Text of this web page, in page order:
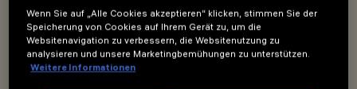
Adapter für Einbau an Schiene Superrail.
Die integrierte Casambi-Technologie ermöglicht die
unabhängige Steuerung jedes in die Schiene
eingesetzten Lichtmoduls.
Wenn Sie auf „Alle Cookies akzeptieren“ klicken, stimmen Sie der
Speicherung von Cookies auf Ihrem Gerät zu, um die
Websitenavigation zu verbessern, die Websitenutzung zu
analysieren und unsere Marketingbemühungen zu unterstützen.
Weitere Informationen